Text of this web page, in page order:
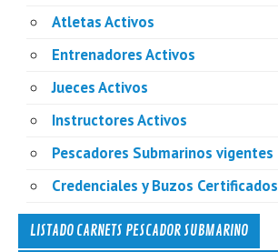
Atletas Activos
Entrenadores Activos
Jueces Activos
Instructores Activos
Pescadores Submarinos vigentes
Credenciales y Buzos Certificados
LISTADO CARNETS PESCADOR SUBMARINO